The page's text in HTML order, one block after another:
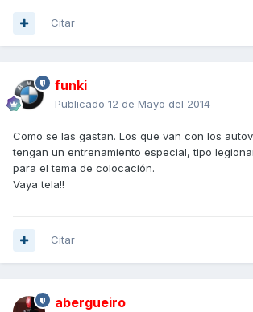
Citar
funki
Publicado 12 de Mayo del 2014
Como se las gastan. Los que van con los
tengan un entrenamiento especial, tipo
para el tema de colocación.
Vaya tela!!
Citar
abergueiro